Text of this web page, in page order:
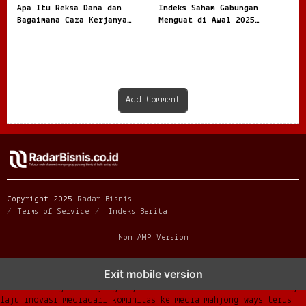
Apa Itu Reksa Dana dan
Bagaimana Cara Kerjanya
Indeks Saham Gabungan
Menguat di Awal 2025
Add Comment
Copyright 2025 Radar Bisnis
Terms of Service
Indeks Berita
Non AMP Version
Exit mobile version
fenomena mahjong ways muncul bersama pergeseran
laju inovasi mediadari komunitas ke media mahjong ways terus